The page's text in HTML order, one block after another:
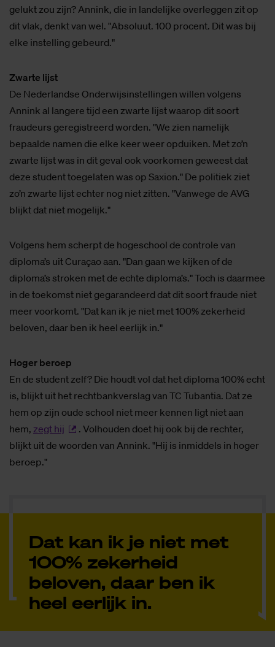
gelukt zou zijn? Annink, die in landelijke overleggen zit op
dit vlak, denkt van wel. "Absoluut. 100 procent. Dit was bij
elke instelling gebeurd."
Zwarte lijst
De Nederlandse Onderwijsinstellingen willen volgens
Annink al langere tijd een zwarte lijst waarop dit soort
fraudeurs geregistreerd worden. "We zien namelijk
bepaalde namen die elke keer weer opduiken. Met zo’n
zwarte lijst was in dit geval ook voorkomen geweest dat
deze student toegelaten was op Saxion." De politiek ziet
zo’n zwarte lijst echter nog niet zitten. "Vanwege de AVG
blijkt dat niet mogelijk."
Volgens hem scherpt de hogeschool de controle van
diploma’s uit Curaçao aan. "Dan gaan we kijken of de
diploma’s stroken met de echte diploma’s." Toch is daarmee
in de toekomst niet gegarandeerd dat dit soort fraude niet
meer voorkomt. "Dat kan ik je niet met 100% zekerheid
beloven, daar ben ik heel eerlijk in."
Hoger beroep
En de student zelf? Die houdt vol dat het diploma 100% echt
is, blijkt uit het rechtbankverslag van TC Tubantia. Dat ze
hem op zijn oude school niet meer kennen ligt niet aan
hem, zegt hij
. Volhouden doet hij ook bij de rechter,
blijkt uit de woorden van Annink. "Hij is inmiddels in hoger
beroep."
Dat kan ik je niet met
100% zekerheid
beloven, daar ben ik
heel eerlijk in.